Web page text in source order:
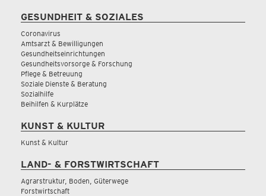
GESUNDHEIT & SOZIALES
Coronavirus
Amtsarzt & Bewilligungen
Gesundheitseinrichtungen
Gesundheitsvorsorge & Forschung
Pflege & Betreuung
Soziale Dienste & Beratung
Sozialhilfe
Beihilfen & Kurplätze
KUNST & KULTUR
Kunst & Kultur
LAND- & FORSTWIRTSCHAFT
Agrarstruktur, Boden, Güterwege
Forstwirtschaft